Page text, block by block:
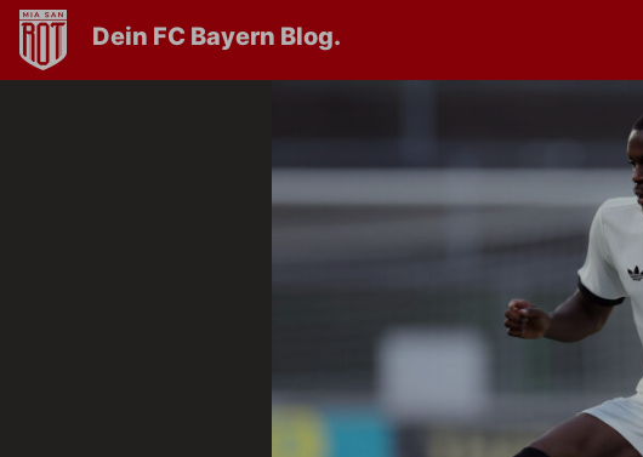
Dein FC Bayern Blog.